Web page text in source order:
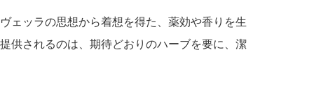
ェッラの思想から着想を得た、薬効や香りを生
供されるのは、期待どおりのハーブを要に、潔